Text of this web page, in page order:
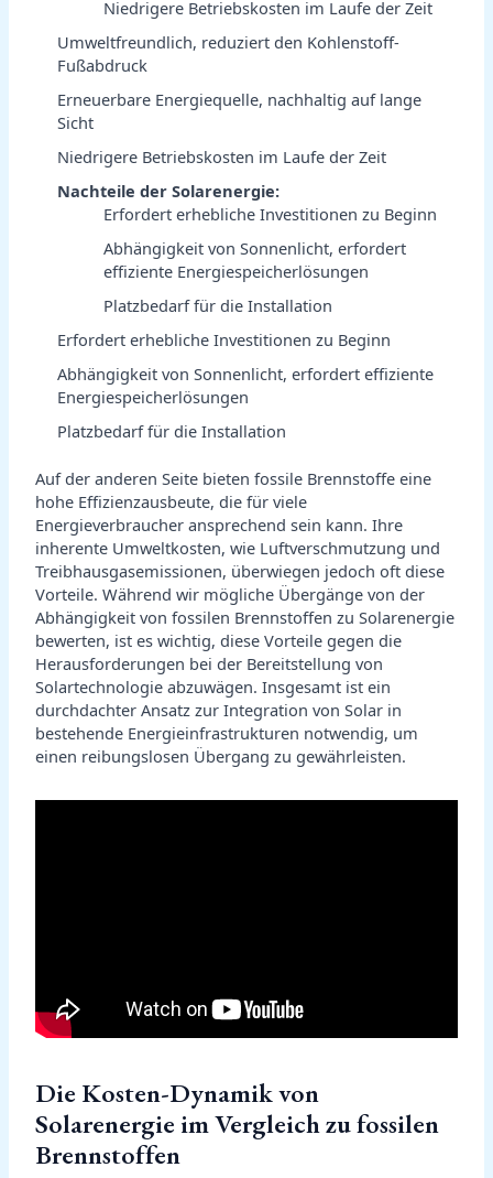
Niedrigere Betriebskosten im Laufe der Zeit
Umweltfreundlich, reduziert den Kohlenstoff-
Fußabdruck
Erneuerbare Energiequelle, nachhaltig auf lange
Sicht
Niedrigere Betriebskosten im Laufe der Zeit
Nachteile der Solarenergie:
Erfordert erhebliche Investitionen zu Beginn
Abhängigkeit von Sonnenlicht, erfordert
effiziente Energiespeicherlösungen
Platzbedarf für die Installation
Erfordert erhebliche Investitionen zu Beginn
Abhängigkeit von Sonnenlicht, erfordert effiziente
Energiespeicherlösungen
Platzbedarf für die Installation
Auf der anderen Seite bieten fossile Brennstoffe eine
hohe Effizienzausbeute, die für viele
Energieverbraucher ansprechend sein kann. Ihre
inherente Umweltkosten, wie Luftverschmutzung und
Treibhausgasemissionen, überwiegen jedoch oft diese
Vorteile. Während wir mögliche Übergänge von der
Abhängigkeit von fossilen Brennstoffen zu Solarenergie
bewerten, ist es wichtig, diese Vorteile gegen die
Herausforderungen bei der Bereitstellung von
Solartechnologie abzuwägen. Insgesamt ist ein
durchdachter Ansatz zur Integration von Solar in
bestehende Energieinfrastrukturen notwendig, um
einen reibungslosen Übergang zu gewährleisten.
Die Kosten-Dynamik von
Solarenergie im Vergleich zu fossilen
Brennstoffen